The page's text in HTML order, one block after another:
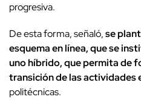
progresiva.
De esta forma, señaló,se
esquema en línea, que se
uno híbrido, que permita de
transición de las actividades
politécnicas.